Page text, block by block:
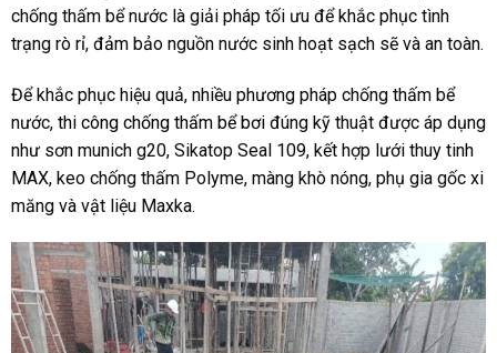
chống thấm bể nước là giải pháp tối ưu để khắc phục tình
trạng rò rỉ, đảm bảo nguồn nước sinh hoạt sạch sẽ và an toàn.
Để khắc phục hiệu quả, nhiều phương pháp chống thấm bể
nước, thi công chống thấm bể bơiđúng kỹ thuật được áp dụng
như sơn munich g20, Sikatop Seal 109, kết hợp lưới thuy tinh
MAX, keo chống thấm Polyme, màng khò nóng, phụ gia gốc xi
măng và vật liệu Maxka.